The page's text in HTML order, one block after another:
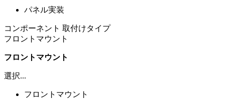
パネル実装
コンポーネント 取付けタイプ
フロントマウント
フロントマウント
選択...
フロントマウント